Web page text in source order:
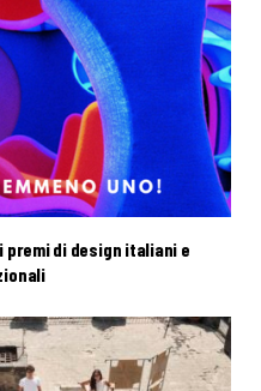
di design italiani e